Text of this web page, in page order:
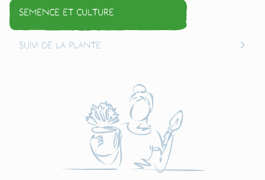
Semence et culture
Suivi de la plante